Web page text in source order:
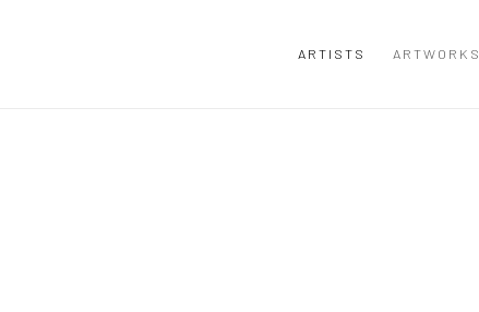
ARTISTS ARTWORKS